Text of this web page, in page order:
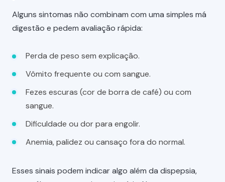
Alguns sintomas não combinam com uma simples má
digestão e pedem avaliação rápida:
Perda de peso sem explicação.
Vômito frequente ou com sangue.
Fezes escuras (cor de borra de café) ou com
sangue.
Dificuldade ou dor para engolir.
Anemia, palidez ou cansaço fora do normal.
Esses sinais podem indicar algo além da dispepsia,